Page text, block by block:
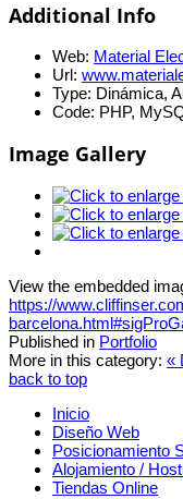
Additional Info
Web: Material
Url:
Type: Dinámica,
Code: PHP,
Image Gallery
View the embedded
https://
Published in Portfolio
More in this category: «
back to top
Inicio
Diseño Web
Posicionamiento
Alojamiento /
Tiendas Online